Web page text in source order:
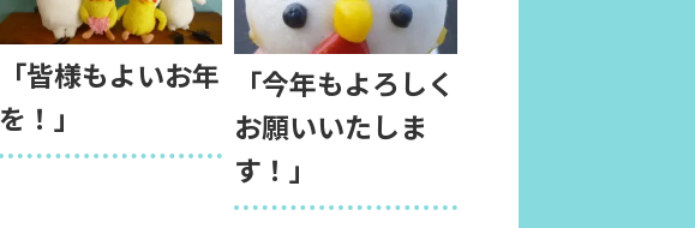
「皆様もよいお年
を！」
「今年もよろしく
お願いいたしま
す！」